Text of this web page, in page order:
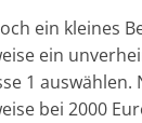
ein kleines
ein
1
bei 2000